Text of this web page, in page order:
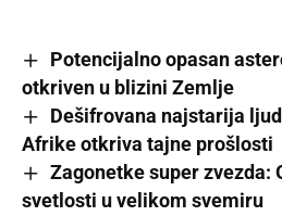
Potencijalno opasan
otkriven u blizini Zemlje
Dešifrovana najstarija
Afrike otkriva tajne prošlosti
Zagonetke super zvezda:
svetlosti u velikom svemiru